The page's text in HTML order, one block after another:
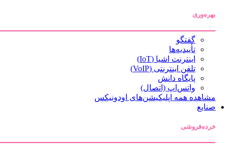
بهره‌وری
گفتگو
تأییدیه‌ها
اینترنت اشیا (IoT)
تلفن اینترنتی (VoIP)
پایگاه دانش
واتس‌اپ (اتصال)
مشاهده همه اپلیکیشن‌های اودونیکس
صنایع
خرده‌فروشی